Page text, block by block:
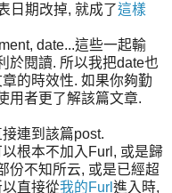
日期改掉, 就成了這樣
date...這些一起輸
於閱讀. 所以我把date也
的時效性. 如果你夠勤
用者更了解該篇文章.
連到該篇post.
根本不加入Furl, 或是歸
份不知所云, 或是已經超
直接從我的Furl 進入時,